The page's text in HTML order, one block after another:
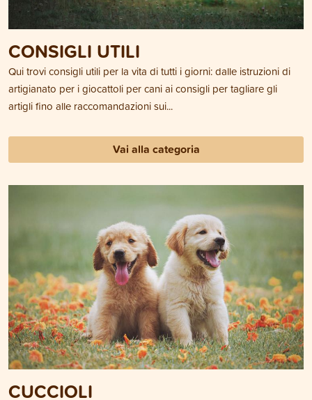
CONSIGLI UTILI
Qui trovi consigli utili per la vita di tutti i giorni: dalle istruzioni di
artigianato per i giocattoli per cani ai consigli per tagliare gli
artigli fino alle raccomandazioni sui...
Vai alla categoria
CUCCIOLI